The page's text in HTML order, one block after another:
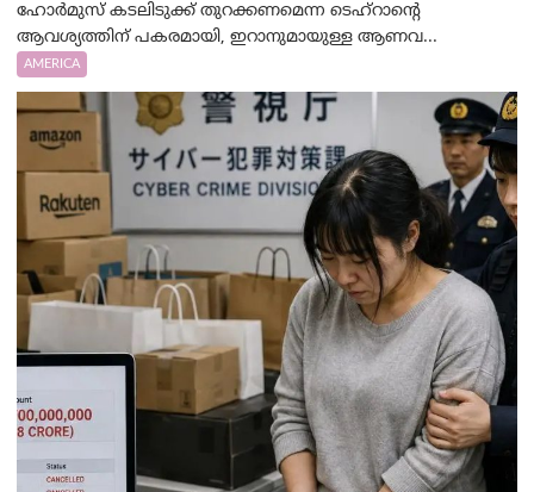
ഹോർമുസ് കടലിടുക്ക് തുറക്കണമെന്ന ടെഹ്‌റാന്റെ
ആവശ്യത്തിന് പകരമായി, ഇറാനുമായുള്ള ആണവ...
AMERICA